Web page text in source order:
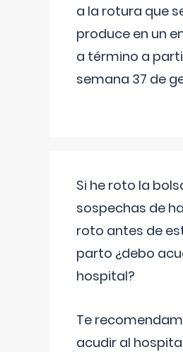
a la rotura que
produce en un
a término a
semana 37 de
Si he roto la
sospechas de
roto antes de
parto ¿debo
hospital?
Te
acudir al